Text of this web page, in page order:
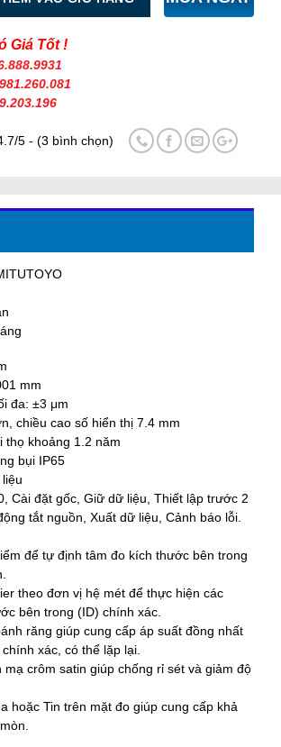
Giá Tốt !
5 - (3 bình chọn)
mm
đa: ±3 μm
chiều cao số hiển thị 7.4 mm
thọ khoảng 1.2 năm
bụi IP65
Cài đặt gốc, Giữ dữ liệu, Thiết lập trước 2
tắt nguồn, Xuất dữ liệu, Cảnh báo lỗi.
để tự định tâm đo kích thước bên trong
theo đơn vị hệ mét để thực hiện các
bên trong (ID) chính xác.
răng giúp cung cấp áp suất đồng nhất
xác, có thể lặp lại.
mạ crôm satin giúp chống rỉ sét và giảm độ
hoặc Tin trên mặt đo giúp cung cấp khả